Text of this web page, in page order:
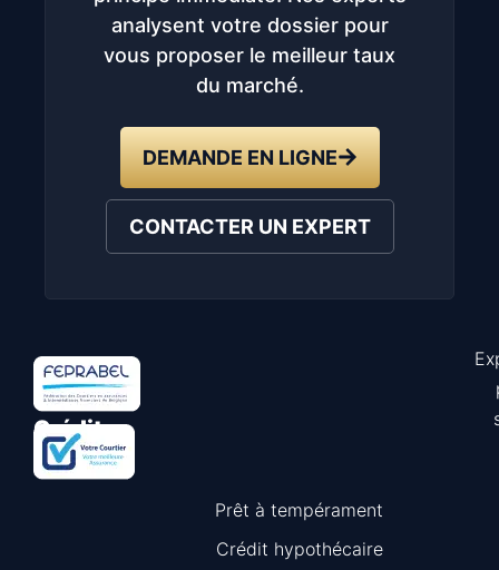
analysent votre dossier pour
vous proposer le meilleur taux
du marché.
DEMANDE EN LIGNE
CONTACTER UN EXPERT
Astuce
Crédit
Prêt à tempérament
Crédit hypothécaire